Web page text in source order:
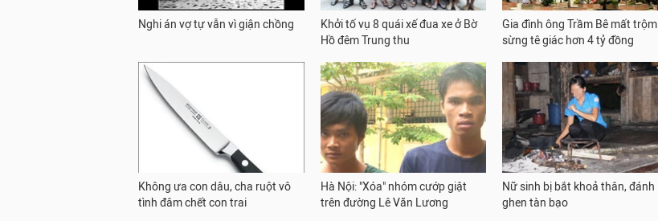
Nghi án vợ tự vẫn vì giận chồng
Khởi tố vụ 8 quái xế đua xe ở Bờ
Hồ đêm Trung thu
Gia đình ông Trầm Bê mất trộm
sừng tê giác hơn 4 tỷ đồng
Không ưa con dâu, cha ruột vô
tình đâm chết con trai
Hà Nội: "Xóa" nhóm cướp giật
trên đường Lê Văn Lương
Nữ sinh bị bắt khoả thân, đánh
ghen tàn bạo